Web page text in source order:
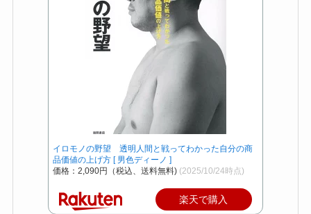
イロモノの野望 透明人間と戦ってわかった自分の商
品価値の上げ方 [ 男色ディーノ ]
価格：2,090円（税込、送料無料) (2025/10/24時点)
楽天で購入